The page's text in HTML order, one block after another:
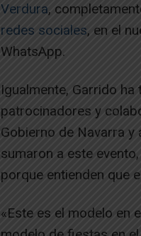
Verdura,
redes sociales, en el
WhatsApp.
Igualmente, Garrido
patrocinadores y
Gobierno de Navarra y
sumaron a este
porque entienden que
«Este es el modelo en